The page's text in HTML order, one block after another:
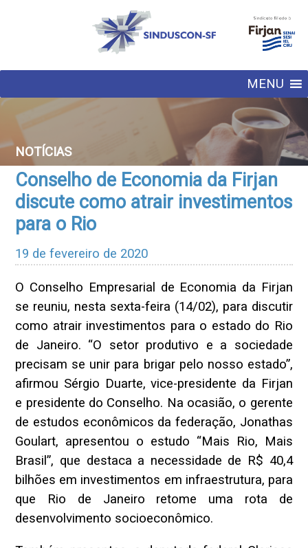
MENU
NOTÍCIAS
Conselho de Economia da Firjan
discute como atrair investimentos
para o Rio
19 de fevereiro de 2020
O Conselho Empresarial de Economia da Firjan
se reuniu, nesta sexta-feira (14/02), para discutir
como atrair investimentos para o estado do Rio
de Janeiro. “O setor produtivo e a sociedade
precisam se unir para brigar pelo nosso estado”,
afirmou Sérgio Duarte, vice-presidente da Firjan
e presidente do Conselho. Na ocasião, o gerente
de estudos econômicos da federação, Jonathas
Goulart, apresentou o estudo “Mais Rio, Mais
Brasil”, que destaca a necessidade de R$ 40,4
bilhões em investimentos em infraestrutura, para
que Rio de Janeiro retome uma rota de
desenvolvimento socioeconômico.